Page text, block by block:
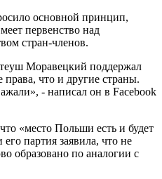
основной принцип,
первенство над
стран-членов.
Моравецкий поддержал
что и другие страны.
- написал он в Facebook
«место Польши есть и будет
партия заявила, что не
образовано по аналогии с